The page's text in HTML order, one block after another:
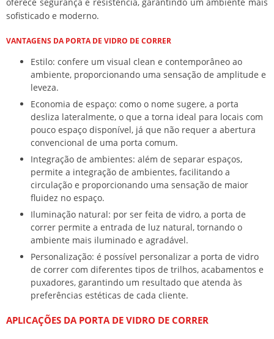
sofisticado e moderno.
VANTAGENS DAPORTA DE VIDRO DE CORRER
Estilo: confere um visual clean e contemporâneo ao
ambiente, proporcionando uma sensação de amplitude e
leveza.
Economia de espaço: como o nome sugere, a porta
desliza lateralmente, o que a torna ideal para locais com
pouco espaço disponível, já que não requer a abertura
convencional de uma porta comum.
Integração de ambientes: além de separar espaços,
permite a integração de ambientes, facilitando a
circulação e proporcionando uma sensação de maior
fluidez no espaço.
Iluminação natural: por ser feita de vidro, a porta de
correr permite a entrada de luz natural, tornando o
ambiente mais iluminado e agradável.
Personalização: é possível personalizar a porta de vidro
de correr com diferentes tipos de trilhos, acabamentos e
puxadores, garantindo um resultado que atenda às
preferências estéticas de cada cliente.
APLICAÇÕES DA PORTA DE VIDRO DE CORRER